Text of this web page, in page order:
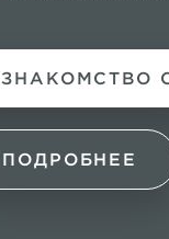
ЗНАКОМСТВО
ПОДРОБНЕЕ